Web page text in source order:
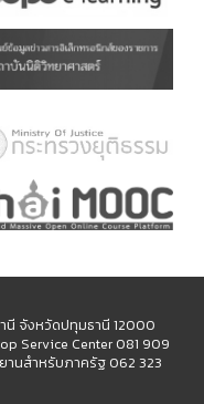
านี จังหวัดปทุมธานี 12000
Service Center 081 909
านสำหรับภาครัฐ 062 323